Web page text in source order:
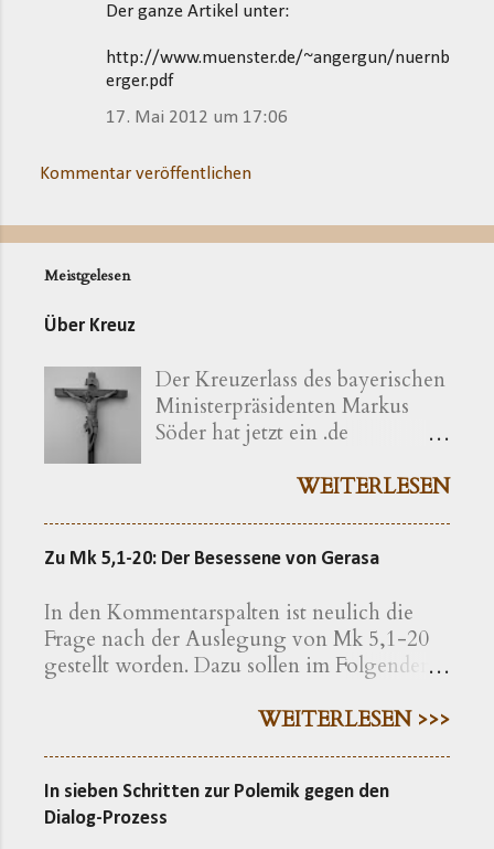
Der ganze Artikel unter:
http://www.muenster.de/~angergun/nuernb
erger.pdf
17. Mai 2012 um 17:06
Kommentar veröffentlichen
Meistgelesen
Über Kreuz
Der Kreuzerlass des bayerischen
Ministerpräsidenten Markus
Söder hat jetzt ein .de
Der Vorgang gibt sich im
erkennen. Die »Ökumenische
evangelischer Professoren und
Hochschullehrer der Theologie
zum bayerischen Kreuzerlass am
präzisiert als eine Erklärung von
»aus Bayern stammenden oder
in Bayern lehrenden
christlichen Theologen« – so
werden die Erstunterzeichner
WEITERLESEN
Zu Mk 5,1-20: Der Besessene von Gerasa
In den Kommentarspalten ist neulich die
Frage nach der Auslegung von Mk 5,1-20
gestellt worden. Dazu sollen im Folgenden
werden. Der Text findet sich in der
Elberfelder Bibel hier Eine erweiterte
Geschichte Auf den ersten Blick macht die
WEITERLESEN >>>
In sieben Schritten zur Polemik gegen den
Dialog-Prozess